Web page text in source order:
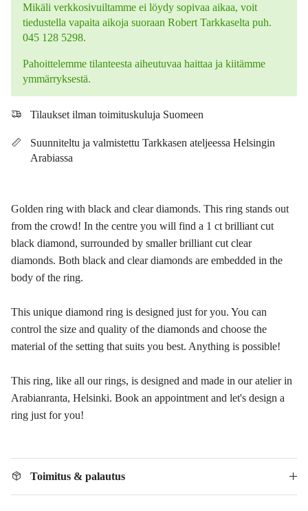
Mikäli verkkosivuiltamme ei löydy sopivaa aikaa, voit
tiedustella vapaita aikoja suoraan Robert Tarkkaselta puh.
045 128 5298.
Pahoittelemme tilanteesta aiheutuvaa haittaa ja kiitämme
ymmärryksestä.
Tilaukset ilman toimituskuluja Suomeen
Suunniteltu ja valmistettu Tarkkasen ateljeessa Helsingin
Arabiassa
Golden ring with black and clear diamonds. This ring stands out
from the crowd! In the centre you will find a 1 ct brilliant cut
black diamond, surrounded by smaller brilliant cut clear
diamonds. Both black and clear diamonds are embedded in the
body of the ring.
This unique diamond ring is designed just for you. You can
control the size and quality of the diamonds and choose the
material of the setting that suits you best. Anything is possible!
This ring, like all our rings, is designed and made in our atelier in
Arabianranta, Helsinki. Book an appointment and let's design a
ring just for you!
Toimitus & palautus